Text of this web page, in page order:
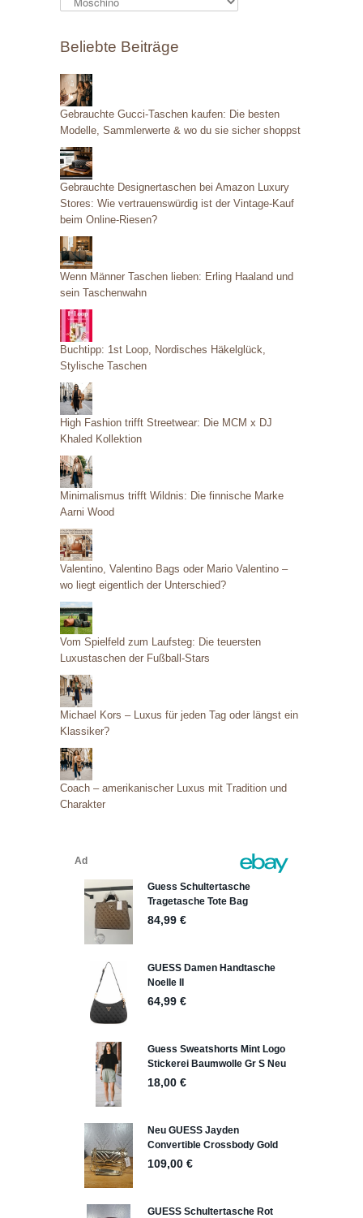
t
e
g
o
r
i
e
n
Beliebte Beiträge
Gebrauchte Gucci-Taschen kaufen: Die besten
Modelle, Sammlerwerte & wo du sie sicher shoppst
Gebrauchte Designertaschen bei Amazon Luxury
Stores: Wie vertrauenswürdig ist der Vintage-Kauf
beim Online-Riesen?
Wenn Männer Taschen lieben: Erling Haaland und
sein Taschenwahn
Buchtipp: 1st Loop, Nordisches Häkelglück,
Stylische Taschen
High Fashion trifft Streetwear: Die MCM x DJ
Khaled Kollektion
Minimalismus trifft Wildnis: Die finnische Marke
Aarni Wood
Valentino, Valentino Bags oder Mario Valentino –
wo liegt eigentlich der Unterschied?
Vom Spielfeld zum Laufsteg: Die teuersten
Luxustaschen der Fußball-Stars
Michael Kors – Luxus für jeden Tag oder längst ein
Klassiker?
Coach – amerikanischer Luxus mit Tradition und
Charakter